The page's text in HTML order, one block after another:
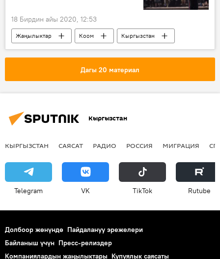
18 Бирдин айы 2020, 12:53
Жаңылыктар Коом
Кыргызстан
дем алыш
Мекенди коргоочулар майрамы
Дагы 20 материал
Кыргызстан
КЫРГЫЗСТАН САЯСАТ РАДИО РОССИЯ МИГРАЦИЯ
Telegram VK ТikТоk Rutube
Долбоор жөнүндө Пайдалануу эрежелери
Байланыш үчүн Пресс-релиздер
Компаниялардын жаңылыктары Купуялык саясаты